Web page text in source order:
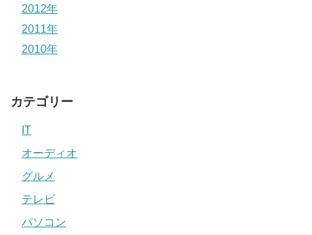
2012年
2011年
2010年
カテゴリー
IT
オーディオ
グルメ
テレビ
パソコン